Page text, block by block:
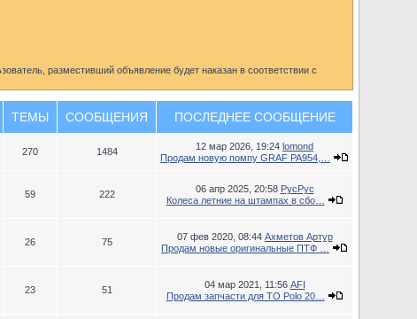
разместивший объявление будет наказан в соответствии с
ТЕМЫ СООБЩЕНИЯ ПОСЛЕДНЕЕ СООБЩЕНИЕ
270 1484 12 мар 2026, 19:24 lomond
Продам новую помпу GRAF PA954,…
59 222 06 апр 2025, 20:58 РусРус
Колеса летние на штампах в сбо…
26 75 07 фев 2020, 08:44 Ахметов Артур
Продам новые оригинальные ПТФ …
23 51 04 мар 2021, 11:56 AFI
Продам запчасти для ТО Polo 20…